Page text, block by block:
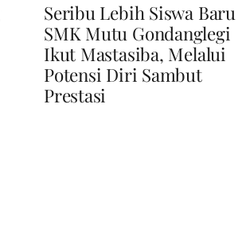
Seribu Lebih Siswa Baru
SMK Mutu Gondanglegi
Ikut Mastasiba, Melalui
Potensi Diri Sambut
Prestasi